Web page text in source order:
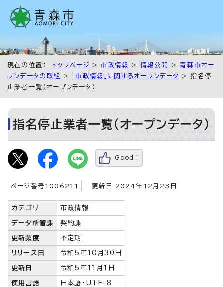
現在の位置： トップページ >市政情報 > 情報公開 >青森市オー
プンデータの取組
> 「市政情報」に関するオープンデータ
> 指名停
止業者一覧（オープンデータ）
指名停止業者一覧（オープンデータ）
Good！
ページ番号1006211 更新日 2024年12月23日
カテゴリ 市政情報
データ所管課 契約課
更新頻度 不定期
リリース日 令和5年10月30日
更新日 令和5年11月1日
使用言語 日本語・UTF-8